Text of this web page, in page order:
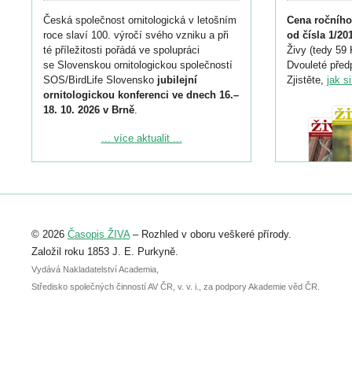
Česká společnost ornitologická v letošním
roce slaví 100. výročí svého vzniku a při
té příležitosti pořádá ve spolupráci
se Slovenskou ornitologickou společností
SOS/BirdLife Slovensko jubilejní
ornitologickou konferenci ve dnech 16.–
18. 10. 2026 v Brně.
Podrobnější informace ke konferenci
Registrovat se můžete do 6. září.
abstraktu přihlášené přednášky nebo
posteru je už 30. června.
... více aktualit ...
Cena
od čísla 1/
Živy (tedy 59
Dvouleté
Zjistěte, jak
© 2026 Časopis ŽIVA– Rozhled v oboru veškeré přírody.
Založil roku 1853 J. E. Purkyně.
Vydává Nakladatelství Academia,
Středisko společných činností AV ČR, v. v. i., za podpory Akademie věd ČR.